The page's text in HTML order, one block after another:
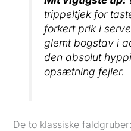
trippeltjek for
forkert prik i
glemt bogstav i
den absolut
opsætning fejler.
De to klassiske